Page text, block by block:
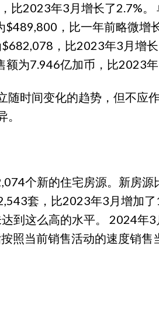
2023年3月增长了2.7%
，比一年前略微
，比2023年3月增
为7.946亿加币，比2023年
时间变化的趋势，但不应
个新的住宅房源。新房
套，比2023年3月增加
到这么高的水平。 2024年
照当前销售活动的速度销售